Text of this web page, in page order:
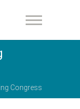
Congress